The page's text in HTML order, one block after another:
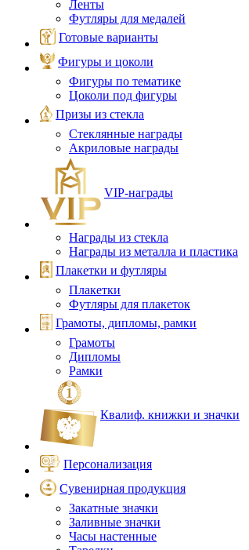
Ленты
Футляры для медалей
Готовые варианты
Фигуры и цоколи
Фигуры по тематике
Цоколи под фигуры
Призы из стекла
Стеклянные награды
Акриловые награды
VIP‑награды
Награды из стекла
Награды из металла и пластика
Плакетки и футляры
Плакетки
Футляры для плакеток
Грамоты, дипломы, рамки
Грамоты
Дипломы
Рамки
Квалиф. книжки и значки
Персонализация
Сувенирная продукция
Закатные значки
Заливные значки
Часы настенные